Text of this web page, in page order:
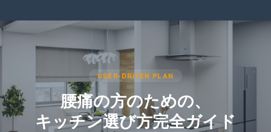
USER-DRIVEN PLAN
腰痛の方のための、
キッチン選び方完全ガイド